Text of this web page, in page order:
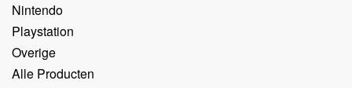
Nintendo
Playstation
Overige
Alle Producten